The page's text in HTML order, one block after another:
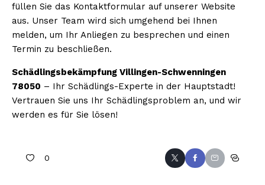
füllen Sie das Kontaktformular auf unserer Website
aus. Unser Team wird sich umgehend bei Ihnen
melden, um Ihr Anliegen zu besprechen und einen
Termin zu beschließen.
Schädlingsbekämpfung Villingen-Schwenningen
78050 – Ihr Schädlings-Experte in der Hauptstadt!
Vertrauen Sie uns Ihr Schädlingsproblem an, und wir
werden es für Sie lösen!
0